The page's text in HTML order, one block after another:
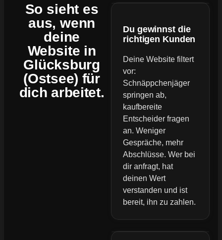
So sieht es
aus, wenn
deine
Website in
Glücksburg
(Ostsee) für
dich arbeitet.
Du gewinnst die
richtigen Kunden
Deine Website filtert
vor:
Schnäppchenjäger
springen ab,
kaufbereite
Entscheider fragen
an. Weniger
Gespräche, mehr
Abschlüsse. Wer bei
dir anfragt, hat
deinen Wert
verstanden und ist
bereit, ihn zu zahlen.